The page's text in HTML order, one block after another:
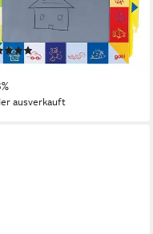
Pappe mit Stift, (Set, 1-
1), Karton
(2)
€ UVP2,29 €
ausverkauft